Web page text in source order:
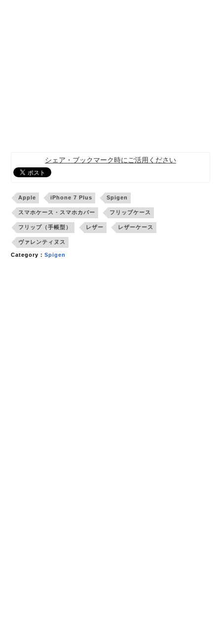
シェア・ブックマーク時にご活用ください
Apple iPhone 7 Plus Spigen
スマホケース・スマホカバー フリップケース
フリップ（手帳型） レザー レザーケース
ヴァレンティヌス
Category：Spigen